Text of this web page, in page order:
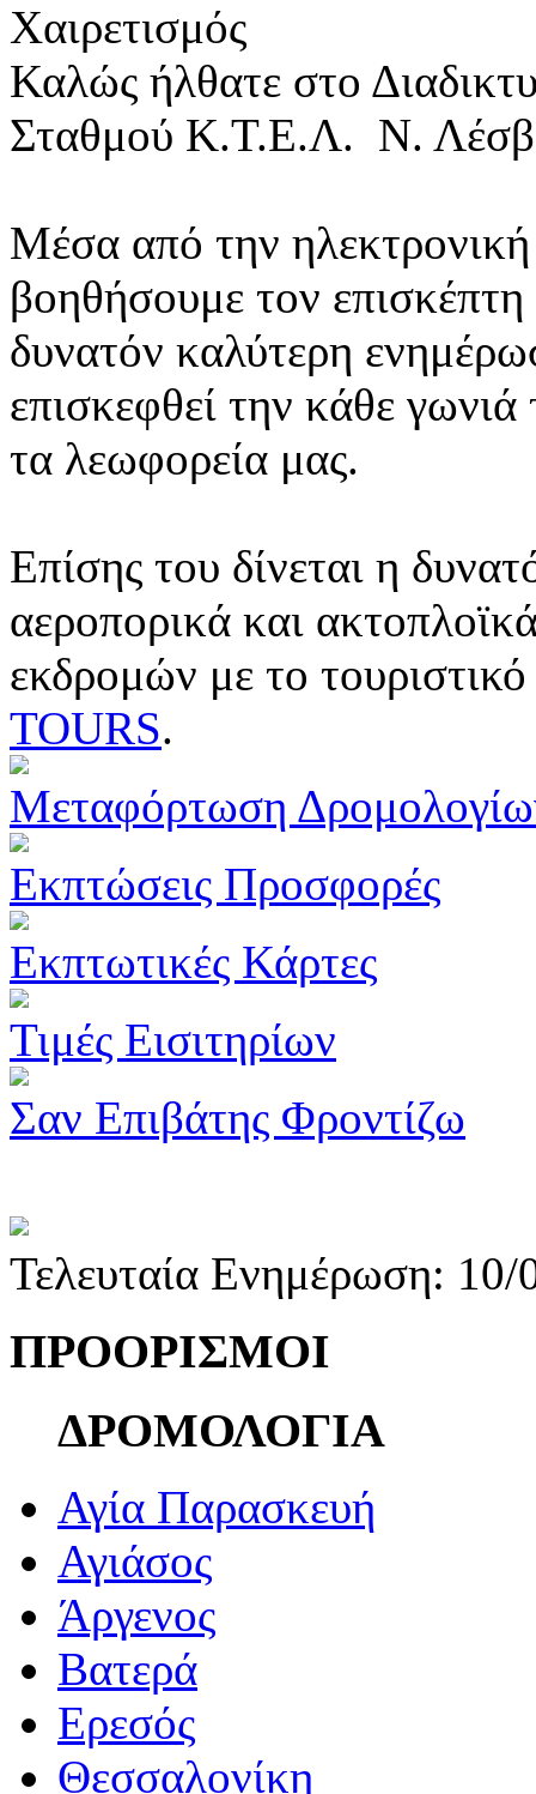
Χαιρετισμός
Καλώς ήλθατε στο
Σταθμού Κ.Τ.Ε.Λ. Ν.
Μέσα από την ηλεκτρονική
βοηθήσουμε τον
δυνατόν καλύτερη
επισκεφθεί την κάθε
τα λεωφορεία μας.
Επίσης του δίνεται η
αεροπορικά και
εκδρομών με το
TOURS.
Μεταφόρτωση
Εκπτώσεις Προσφορές
Εκπτωτικές Κάρτες
Τιμές Εισιτηρίων
Σαν Επιβάτης Φροντίζω
Τελευταία Ενημέρωση:
ΠΡΟΟΡΙΣΜΟΙ
ΔΡΟΜΟΛΟΓΙΑ
Αγία Παρασκευή
Αγιάσος
Άργενος
Βατερά
Ερεσός
Θεσσαλονίκη